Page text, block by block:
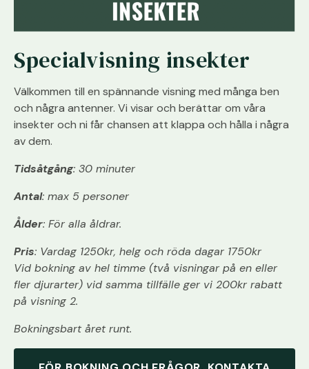
Specialvisning insekter
Välkommen till en spännande visning med många ben
och några antenner. Vi visar och berättar om våra
insekter och ni får chansen att klappa och hålla i några
av dem.
Tidsåtgång: 30 minuter
Antal: max 5 personer
Ålder: För alla åldrar.
Pris: Vardag 1250kr, helg och röda dagar 1750kr
Vid bokning av hel timme (två visningar på en eller
fler djurarter) vid samma tillfälle ger vi 200kr rabatt
på visning 2.
Bokningsbart året runt.